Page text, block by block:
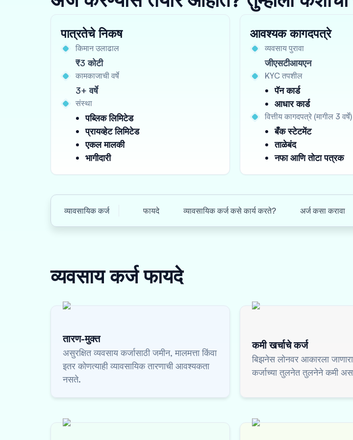
पात्रतेचे निकष
किमान उलाढाल
₹3 कोटी
कामकाजाची वर्षे
3+ वर्षे
संस्था
पब्लिक लिमिटेड
प्रायव्हेट लिमिटेड
एकल मालकी
भागीदारी
आवश्यक कागदपत्रे
व्यवसाय पुरावा
जीएसटीआयएन
KYC तपशील
पॅन कार्ड
आधार कार्ड
वित्तीय कागदपत्रे (मागील 3 वर्षे)
बँक स्टेटमेंट
ताळेबंद
नफा आणि तोटा पत्रक
व्यावसायिक कर्ज फायदे व्यावसायिक कर्ज कसे कार्य करते? अर्ज कसा करावा
व्यवसाय कर्जफायदे
तारण-मुक्त
असुरक्षित व्यवसाय कर्जासाठी जमीन, मालमत्ता किंवा
इतर कोणत्याही व्यावसायिक तारणाची आवश्यकता
नसते.
कमी खर्चाचे कर्ज
बिझनेस लोनवर आकारला
कर्जाच्या तुलनेत तुलनेने कमी